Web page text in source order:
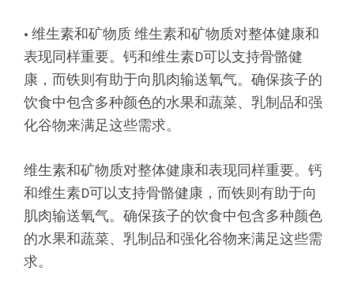
• 维生素和矿物质 维生素和矿物质对整体健康和
表现同样重要。钙和维生素D可以支持骨骼健
康，而铁则有助于向肌肉输送氧气。确保孩子的
饮食中包含多种颜色的水果和蔬菜、乳制品和强
化谷物来满足这些需求。
维生素和矿物质对整体健康和表现同样重要。钙
和维生素D可以支持骨骼健康，而铁则有助于向
肌肉输送氧气。确保孩子的饮食中包含多种颜色
的水果和蔬菜、乳制品和强化谷物来满足这些需
求。